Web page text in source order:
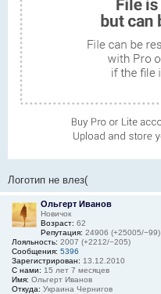
Логотип не влез(
Ольгерт Иванов
Новичок
Возраст: 62
Репутация: 24906 (+25005/−99)
Лояльность: 2007 (+2212/−205)
Сообщения: 5396
Зарегистрирован: 13.12.2010
С нами: 15 лет 7 месяцев
Имя: Ольгерт Иванов
Откуда: Украина Чернигов